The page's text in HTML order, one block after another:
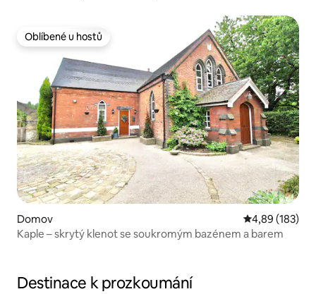
Oblíbené u hostů
Oblíbené u hostů
Domov Průměrné
4,89 (183)
Kaple – skrytý klenot se soukromým bazénem a barem
Destinace k prozkoumání